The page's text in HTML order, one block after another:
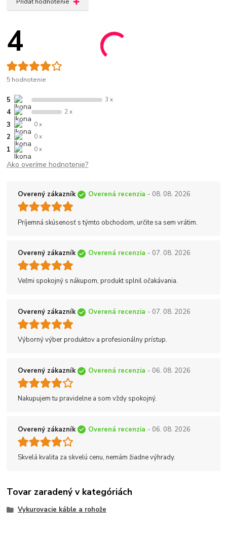
4
5 hodnotenie
5 3 x
4 2 x
3 0 x
2 0 x
1 0 x
Ako overíme hodnotenie?
Overený zákazník Overená recenzia - 08. 08. 2026
Príjemná skúsenosť s týmto obchodom, určite sa sem vrátim.
Overený zákazník Overená recenzia - 07. 08. 2026
Veľmi spokojný s nákupom, produkt splnil očakávania.
Overený zákazník Overená recenzia - 07. 08. 2026
Výborný výber produktov a profesionálny prístup.
Overený zákazník Overená recenzia - 06. 08. 2026
Nakupujem tu pravidelne a som vždy spokojný.
Overený zákazník Overená recenzia - 06. 08. 2026
Skvelá kvalita za skvelú cenu, nemám žiadne výhrady.
Tovar zaradený v kategóriách
Vykurovacie káble a rohože